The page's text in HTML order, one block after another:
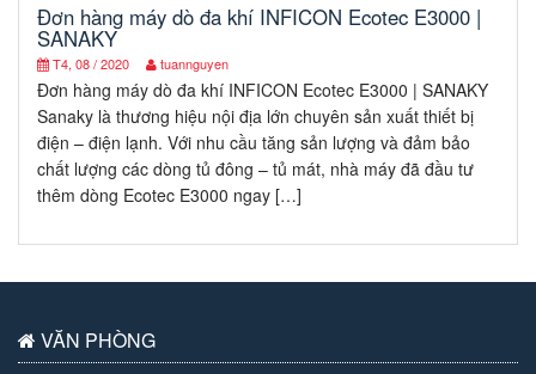
Đơn hàng máy dò đa khí INFICON Ecotec E3000 |
SANAKY
T4, 08 / 2020 tuannguyen
Đơn hàng máy dò đa khí INFICON Ecotec E3000 | SANAKY
Sanaky là thương hiệu nội địa lớn chuyên sản xuất thiết bị
điện – điện lạnh. Với nhu cầu tăng sản lượng và đảm bảo
chất lượng các dòng tủ đông – tủ mát, nhà máy đã đầu tư
thêm dòng Ecotec E3000 ngay […]
VĂN PHÒNG